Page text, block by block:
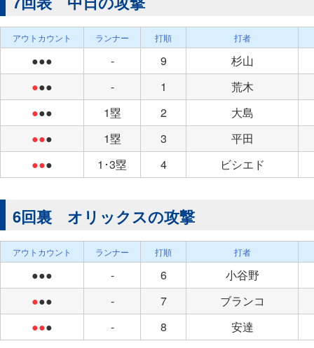
アウトカウント ランナー 打順 打者
●●● - 9
杉山
●●● - 1
荒木
●●● 1塁 2
大島
●●● 1塁 3
平田
●●● 1･3塁 4 ビシエド
6回裏 オリックスの攻撃
アウトカウント ランナー 打順 打者
●●● - 6
小谷野
●●● - 7
ブランコ
●●● - 8 安達